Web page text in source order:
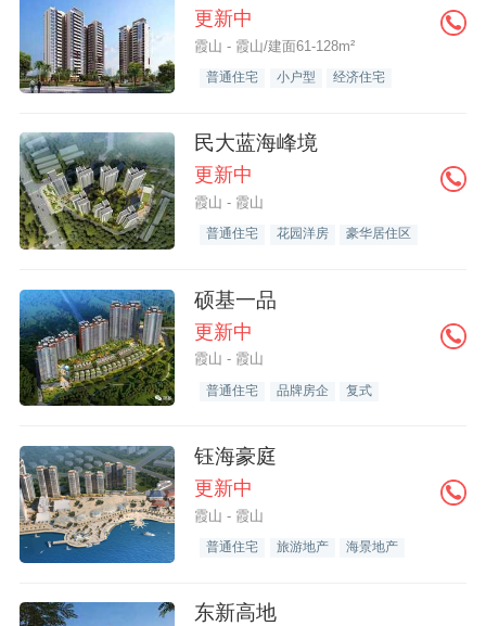
更新中
霞山 - 霞山/建面61-128m²
普通住宅 小户型 经济住宅
民大蓝海峰境
更新中
霞山 - 霞山
普通住宅 花园洋房 豪华居住区
硕基一品
更新中
霞山 - 霞山
普通住宅 品牌房企 复式
钰海豪庭
更新中
霞山 - 霞山
普通住宅 旅游地产 海景地产
东新高地